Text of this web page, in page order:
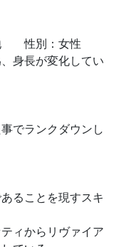
　性別：女性
身長が変化してい
でランクダウンし
ることを現すスキ
ィからリヴァイア